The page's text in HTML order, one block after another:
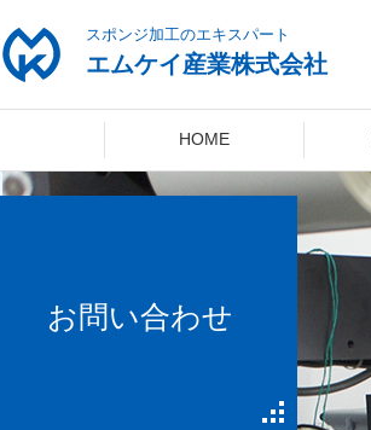
スポンジ加工のエキスパート
エムケイ産業株式会社
HOME
お問い合わせ